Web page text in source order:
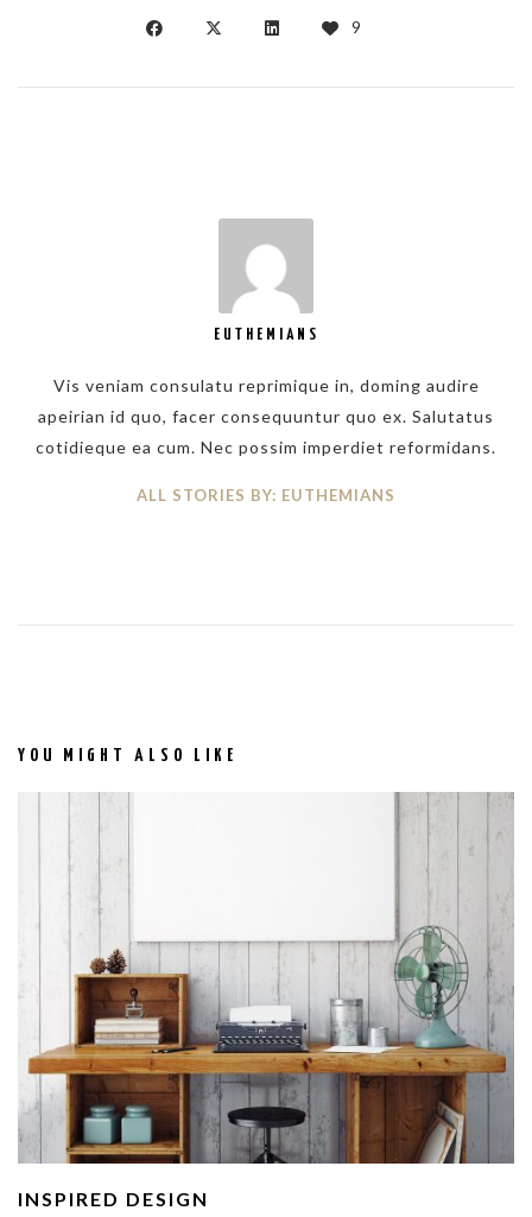
9
EUTHEMIANS
Vis veniam consulatu reprimique in, doming audire
apeirian id quo, facer consequuntur quo ex. Salutatus
cotidieque ea cum. Nec possim imperdiet reformidans.
ALL STORIES BY: EUTHEMIANS
YOU MIGHT ALSO LIKE
INSPIRED DESIGN